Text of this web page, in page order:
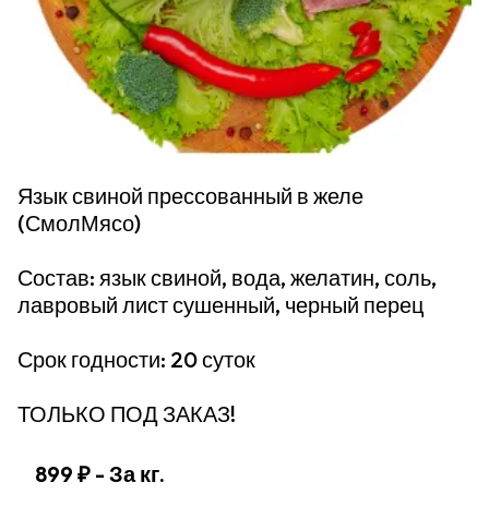
Язык свиной прессованный в желе
(СмолМясо)
Состав: язык свиной, вода, желатин, соль,
лавровый лист сушенный, черный перец
Срок годности: 20 суток
ТОЛЬКО ПОД ЗАКАЗ!
899 ₽ - За кг.